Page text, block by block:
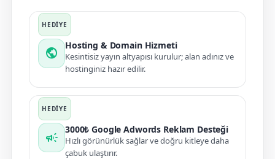
public
Hosting & Domain Hizmeti
Kesintisiz yayın altyapısı kurulur; alan adınız ve
hostinginiz hazır edilir.
campaign
3000₺ Google Adwords Reklam Desteği
Hızlı görünürlük sağlar ve doğru kitleye daha
çabuk ulaştırır.